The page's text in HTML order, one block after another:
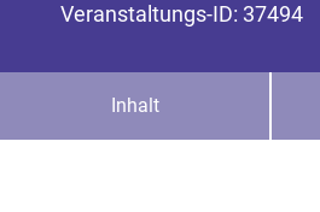
Veranstaltungs-ID: 37494
Inhalt